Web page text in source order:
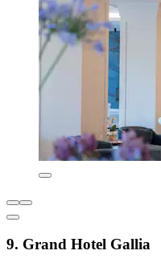
9. Grand Hotel Gallia